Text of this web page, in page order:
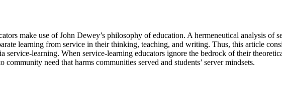
make use of John Dewey’s philosophy of education. A hermeneutical analysis of
learning from service in their thinking, teaching, and writing. Thus, this article
service-learning. When service-learning educators ignore the bedrock of their
need that harms communities served and students’ server mindsets.